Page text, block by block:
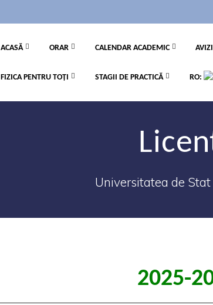
ACASĂ ORAR CALENDAR ACADEMIC
FIZICA PENTRU TOȚI STAGII DE PRACTICĂ RO:
Universitatea de
2025-